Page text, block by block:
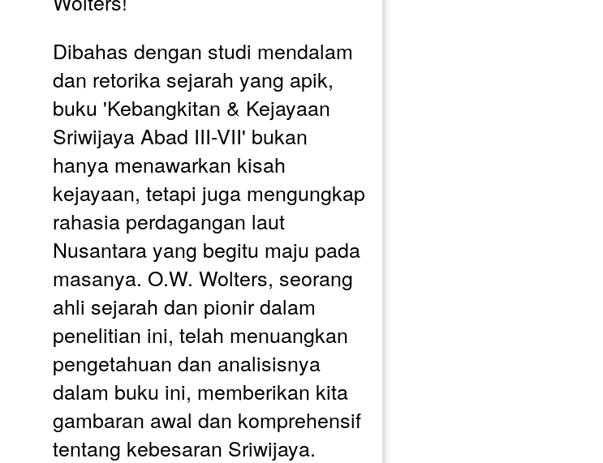
Dibahas dengan studi mendalam
dan retorika sejarah yang apik,
buku 'Kebangkitan & Kejayaan
Sriwijaya Abad III-VII' bukan
hanya menawarkan kisah
kejayaan, tetapi juga mengungkap
rahasia perdagangan laut
Nusantara yang begitu maju pada
masanya. O.W. Wolters, seorang
ahli sejarah dan pionir dalam
penelitian ini, telah menuangkan
pengetahuan dan analisisnya
dalam buku ini, memberikan kita
gambaran awal dan komprehensif
tentang kebesaran Sriwijaya.